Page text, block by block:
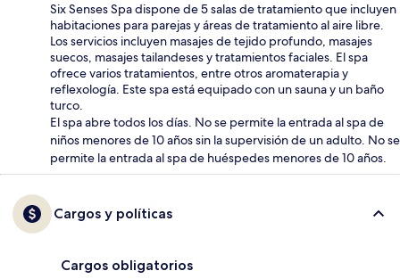
Six Senses Spa dispone de 5 salas de tratamiento que incluyen
habitaciones para parejas y áreas de tratamiento al aire libre.
Los servicios incluyen masajes de tejido profundo, masajes
suecos, masajes tailandeses y tratamientos faciales. El spa
ofrece varios tratamientos, entre otros aromaterapia y
reflexología. Este spa está equipado con un sauna y un baño
turco.
El spa abre todos los días. No se permite la entrada al spa de
niños menores de 10 años sin la supervisión de un adulto. No se
permite la entrada al spa de huéspedes menores de 10 años.
Cargos y políticas
Cargos obligatorios